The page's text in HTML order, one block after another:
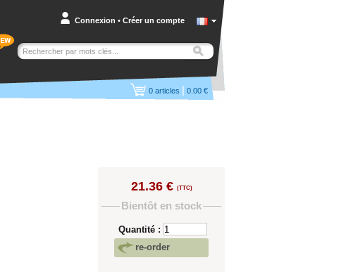
Connexion • Créer un compte
0 articles | 0.00 €
21.36 € (TTC)
Bientôt en stock
Quantité :
re-order